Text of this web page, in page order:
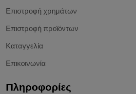
Επιστροφή χρημάτων
Επιστροφή προϊόντων
Καταγγελία
Επικοινωνία
Πληροφορίες